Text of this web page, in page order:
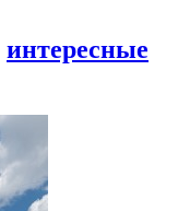
интересные